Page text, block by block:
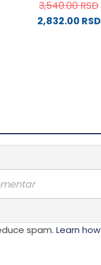
3,540.00RSD
2,832.00 RSD
biti
spam. Learn